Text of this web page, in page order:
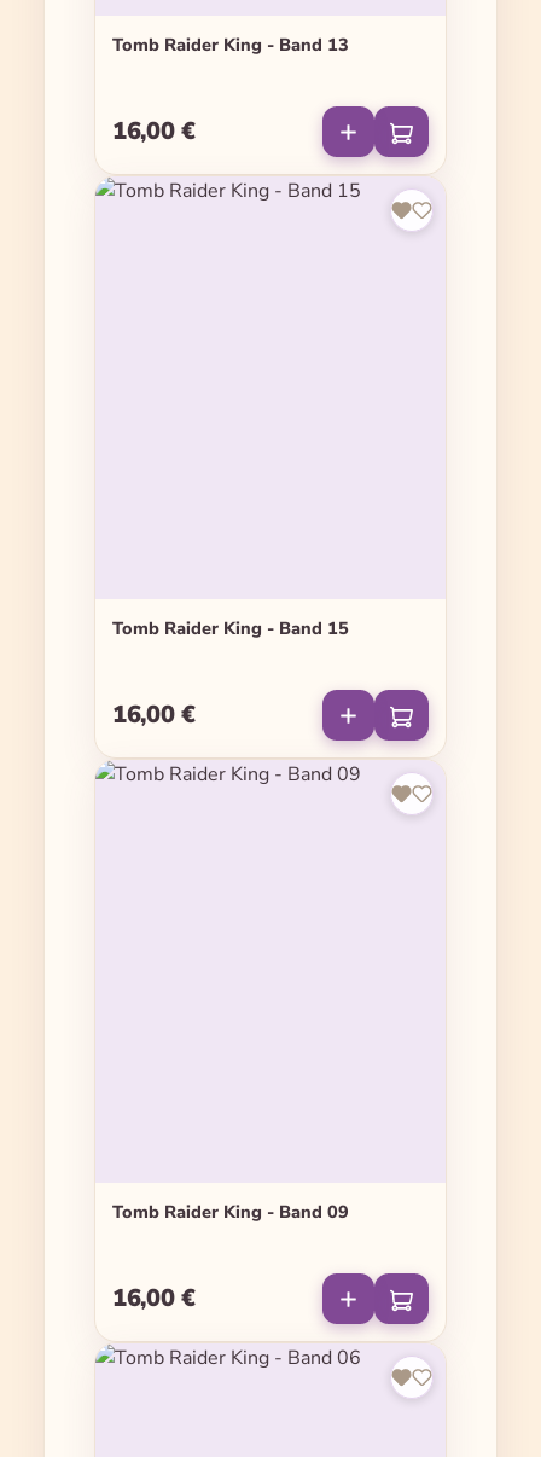
Tomb Raider King - Band 13
Regulärer Preis:
16,00 €
Tomb Raider King - Band 15
Regulärer Preis:
16,00 €
Tomb Raider King - Band 09
Regulärer Preis:
16,00 €